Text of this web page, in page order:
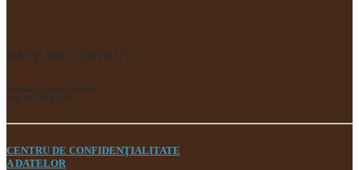
DATE DE CONTACT:
ocdsnagov@gmail.com
+40 745 416 929
CENTRU DE CONFIDENŢIALITATE
A DATELOR